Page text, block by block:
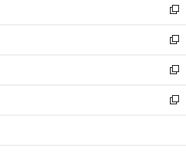
く
で
開
く
ド
ウ
で
開
く
い
ウ
ィ
ン
ド
ウ
で
開
新
し
い
ウ
ィ
ン
ド
ウ
開
新
し
い
ウ
ィ
ン
ウ
新
し
い
ウ
ン
新
し
ウ